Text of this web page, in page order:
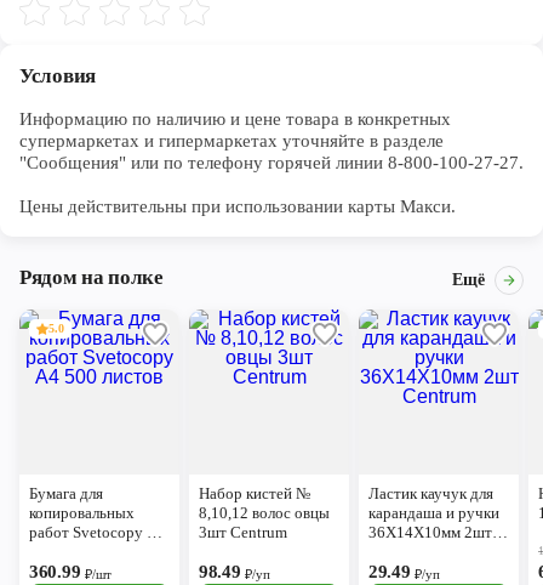
Условия
Информацию по наличию и цене товара в конкретных
супермаркетах и гипермаркетах уточняйте в разделе
"Сообщения" или по телефону горячей линии 8-800-100-27-27.
Цены действительны при использовании карты Макси.
Рядом на полке Ещё
5.0
Бумага для
копировальных
работ Svetocopy А4
360.99 ₽/шт
Набор кистей №
8,10,12 волос овцы
3шт Centrum
98.49₽/уп
Ластик каучук для
карандаша и ручки
36Х14Х10мм 2шт
29.49₽/уп